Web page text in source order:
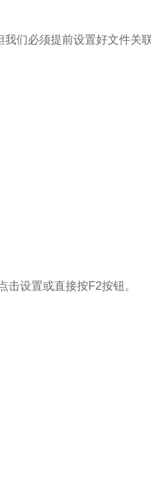
们必须提前设置好文件关
击设置或直接按F2按钮。